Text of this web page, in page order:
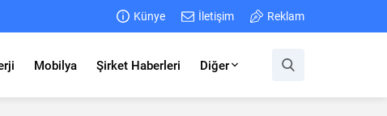
Künye İletişim Reklam
Mobilya Şirket Haberleri Diğer